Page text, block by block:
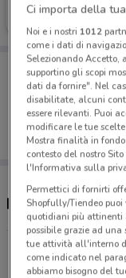
Scade il 31/08
Porta
Puoi
salvarle
dal tuo
Negozi Sephora
Via Portico,
3 km
Ci importa della
Noi e i nostri 1012
come i dati di
Selezionando
supportino gli scopi
dati da fornire". Nel
disabilitate, alcuni
essere rilevanti. Puoi
modificare le tue
Mostra finalità in
contesto del nostro
l'Informativa sulla
Permettici di fornirti
Shopfully/Tiendeo
quotidiani più attinenti
possibile grazie ad
tue attività all'interno
come indicato nel
abbiamo bisogno del